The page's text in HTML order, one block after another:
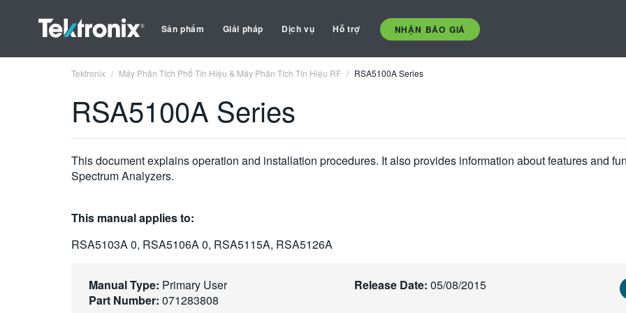
Sản phẩm Giải pháp Dịch vụ Hỗ trợ NHẬN BÁO GIÁ
Tektronix Máy Phân Tích Phổ Tín Hiệu & Máy Phân Tích Tín Hiệu RF RSA5100A Series
RSA5100A Series
This document explains operation and installation procedures. It also provides information about features and
Spectrum Analyzers.
This manual applies to:
RSA5103A 0, RSA5106A 0, RSA5115A, RSA5126A
Manual Type: Primary User
Part Number: 071283808
Release Date: 05/08/2015